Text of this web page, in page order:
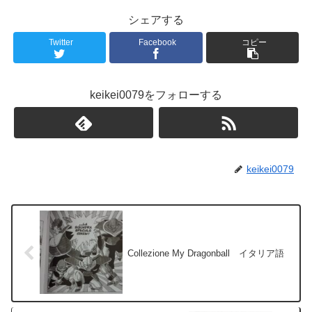
シェアする
Twitter Facebook コピー
keikei0079をフォローする
keikei0079
Collezione My Dragonball イタリア語